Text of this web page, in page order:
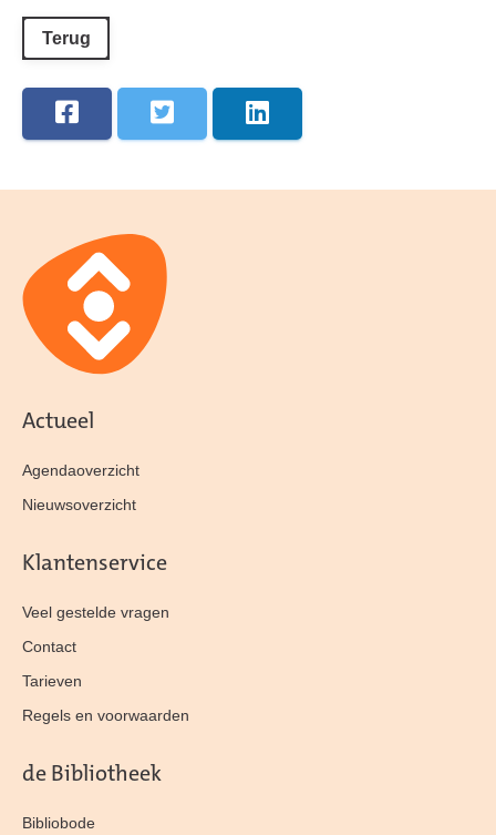
Terug
Actueel
Agendaoverzicht
Nieuwsoverzicht
Klantenservice
Veel gestelde vragen
Contact
Tarieven
Regels en voorwaarden
de Bibliotheek
Bibliobode